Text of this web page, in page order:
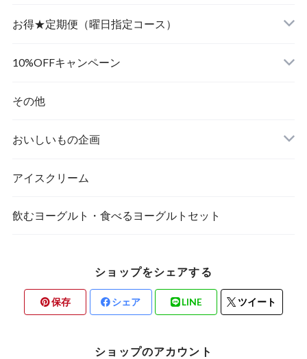
食べるヨーグルト
飲むヨーグルト
食べるヨーグルト
お得★定期便（曜日指定コース）
飲むヨーグルト
食べるヨーグルト
10%OFFキャンペーン
その他
おいしいもの企画
アイスクリーム
飲むヨーグルト・食べるヨーグルトセット
ショップをシェアする
保存 シェア LINE ツイート
ショップのアカウント